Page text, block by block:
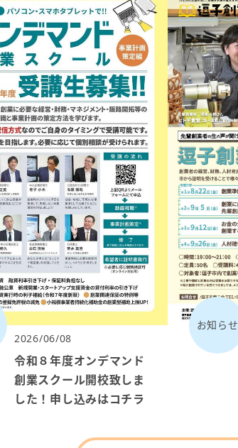
2026/06/08
令和８年度オンデマンド
創業スクール開校致しま
した！申し込みはコチラ
お知らせ